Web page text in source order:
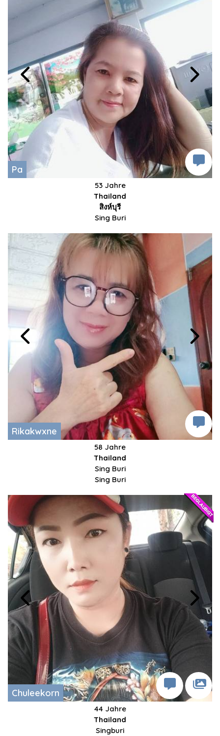
Pa
53 Jahre
Thailand
สิงห์บุรี
Sing Buri
Rikakwxne
58 Jahre
Thailand
Sing Buri
Sing Buri
Chuleekorn
44 Jahre
Thailand
Singburi